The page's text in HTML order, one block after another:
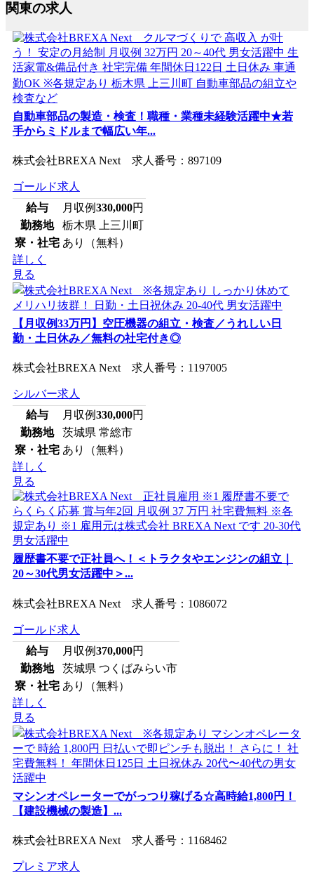
関東の求人
自動車部品の製造・検査！職種・業種未経験活躍中★若
手からミドルまで幅広い年...
株式会社BREXA Next 求人番号：897109
ゴールド求人
給与
月収例330,000円
勤務地
栃木県 上三川町
寮・社宅 あり（無料）
詳しく
見る
【月収例33万円】空圧機器の組立・検査／うれしい日
勤・土日休み／無料の社宅付き◎
株式会社BREXA Next 求人番号：1197005
シルバー求人
給与
月収例330,000円
勤務地
茨城県 常総市
寮・社宅 あり（無料）
詳しく
見る
履歴書不要で正社員へ！＜トラクタやエンジンの組立｜
20～30代男女活躍中＞...
株式会社BREXA Next 求人番号：1086072
ゴールド求人
給与
月収例370,000円
勤務地
茨城県 つくばみらい市
寮・社宅 あり（無料）
詳しく
見る
マシンオペレーターでがっつり稼げる☆高時給1,800円！
【建設機械の製造】...
株式会社BREXA Next 求人番号：1168462
プレミア求人